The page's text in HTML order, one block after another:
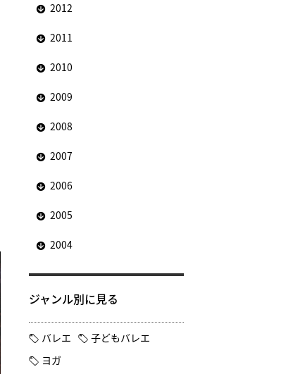
2012
2011
2010
2009
2008
2007
2006
2005
2004
ジャンル別に見る
バレエ
子どもバレエ
ヨガ